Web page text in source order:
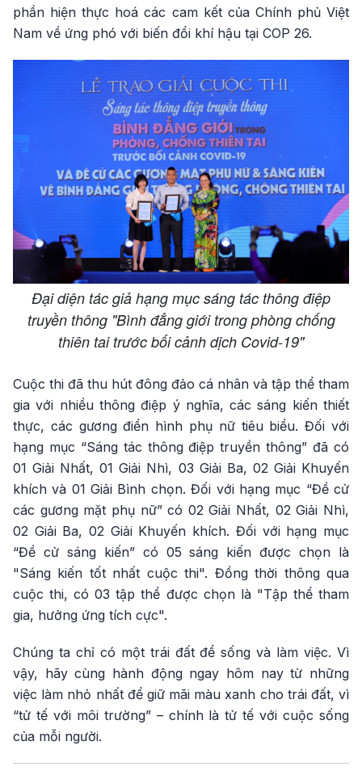
phần hiện thực hoá các cam kết của Chính phủ Việt
Nam về ứng phó với biến đổi khí hậu tại COP 26.
Đại diện tác giả hạng mục sáng tác thông điệp
truyền thông "Bình đẳng giới trong phòng chống
thiên tai trước bối cảnh dịch Covid-19"
Cuộc thi đã thu hút đông đảo cá nhân và tập thể tham
gia với nhiều thông điệp ý nghĩa, các sáng kiến thiết
thực, các gương điển hình phụ nữ tiêu biểu. Đối với
hạng mục “Sáng tác thông điệp truyền thông” đã có
01 Giải Nhất, 01 Giải Nhì, 03 Giải Ba, 02 Giải Khuyến
khích và 01 Giải Bình chọn. Đối với hạng mục “Đề cử
các gương mặt phụ nữ” có 02 Giải Nhất, 02 Giải Nhì,
02 Giải Ba, 02 Giải Khuyến khích. Đối với hạng mục
“Đề cử sáng kiến” có 05 sáng kiến được chọn là
"Sáng kiến tốt nhất cuộc thi". Đồng thời thông qua
cuộc thi, có 03 tập thể được chọn là "Tập thể tham
gia, hưởng ứng tích cực".
Chúng ta chỉ có một trái đất để sống và làm việc. Vì
vậy, hãy cùng hành động ngay hôm nay từ những
việc làm nhỏ nhất để giữ mãi màu xanh cho trái đất, vì
“tử tế với môi trường” – chính là tử tế với cuộc sống
của mỗi người.